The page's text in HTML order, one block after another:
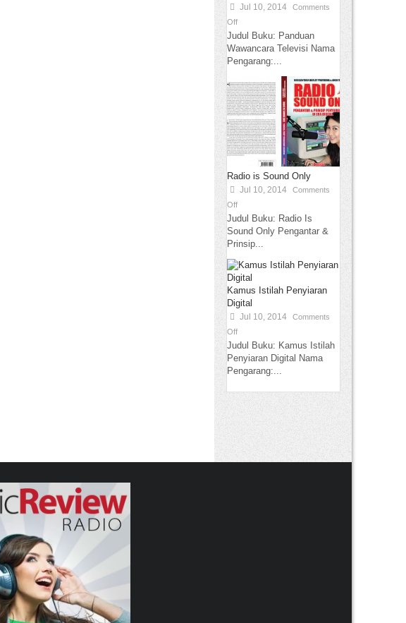
Jul 10, 2014
Comments
Off
Judul Buku: Panduan
Wawancara Televisi Nama
Pengarang:...
Radio is Sound Only
Jul 10, 2014
Comments
Off
Judul Buku: Radio Is
Sound Only Pengantar &
Prinsip...
Kamus Istilah Penyiaran
Digital
Jul 10, 2014
Comments
Off
Judul Buku: Kamus Istilah
Penyiaran Digital Nama
Pengarang:...